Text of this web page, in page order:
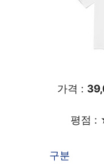
가격 :
평점 :
구분